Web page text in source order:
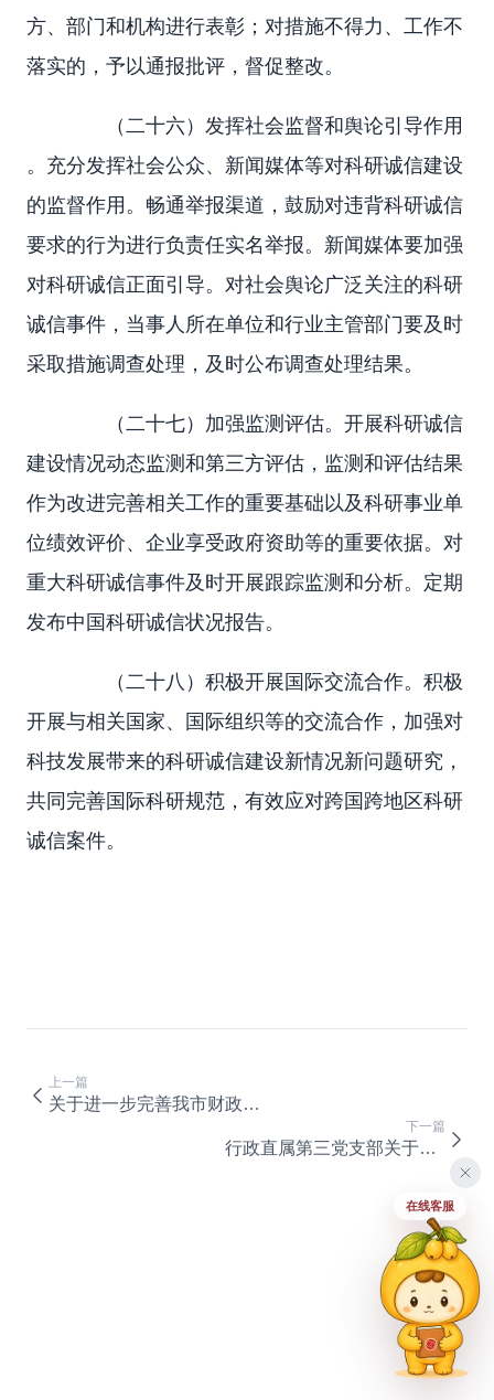
方、部门和机构进行表彰；对措施不得力、工作不
落实的，予以通报批评，督促整改。
（二十六）发挥社会监督和舆论引导作用
。充分发挥社会公众、新闻媒体等对科研诚信建设
的监督作用。畅通举报渠道，鼓励对违背科研诚信
要求的行为进行负责任实名举报。新闻媒体要加强
对科研诚信正面引导。对社会舆论广泛关注的科研
诚信事件，当事人所在单位和行业主管部门要及时
采取措施调查处理，及时公布调查处理结果。
（二十七）加强监测评估。开展科研诚信
建设情况动态监测和第三方评估，监测和评估结果
作为改进完善相关工作的重要基础以及科研事业单
位绩效评价、企业享受政府资助等的重要依据。对
重大科研诚信事件及时开展跟踪监测和分析。定期
发布中国科研诚信状况报告。
（二十八）积极开展国际交流合作。积极
开展与相关国家、国际组织等的交流合作，加强对
科技发展带来的科研诚信建设新情况新问题研究，
共同完善国际科研规范，有效应对跨国跨地区科研
诚信案件。
上一篇
关于进一步完善我市财政科研项目资金管理等政策的实施意见
下一篇
行政直属第三党支部关于肖刚、陈星同志为中共正式党员的公示
在线客服